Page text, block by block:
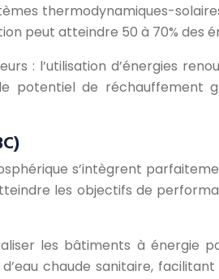
thermodynamiques-
peut atteindre 50 à 70% des
: l’utilisation d’énergies
potentiel de
s’intègrent
les objectifs de
les bâtiments à énergie
chaude sanitaire,